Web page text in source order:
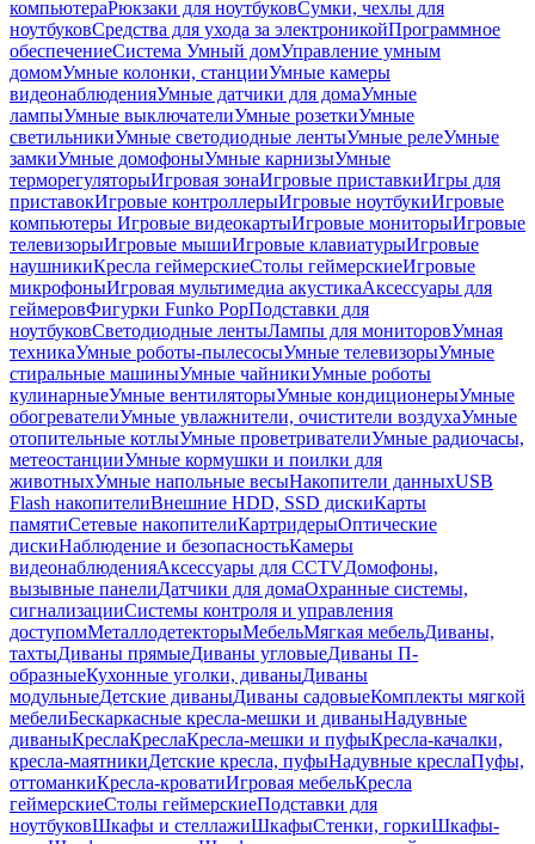
компьютераРюкзаки для ноутбуковСумки, чехлы для
ноутбуковСредства для ухода за электроникойПрограммное
обеспечениеСистема Умный домУправление умным
домомУмные колонки, станцииУмные камеры
видеонаблюденияУмные датчики для домаУмные
лампыУмные выключателиУмные розеткиУмные
светильникиУмные светодиодные лентыУмные релеУмные
замкиУмные домофоныУмные карнизыУмные
терморегуляторыИгровая зонаИгровые приставкиИгры для
приставокИгровые контроллерыИгровые ноутбукиИгровые
компьютеры Игровые видеокартыИгровые мониторыИгровые
телевизорыИгровые мышиИгровые клавиатурыИгровые
наушникиКресла геймерскиеСтолы геймерскиеИгровые
микрофоныИгровая мультимедиа акустикаАксессуары для
геймеровФигурки Funko PopПодставки для
ноутбуковСветодиодные лентыЛампы для мониторовУмная
техникаУмные роботы-пылесосыУмные телевизорыУмные
стиральные машиныУмные чайникиУмные роботы
кулинарныеУмные вентиляторыУмные кондиционерыУмные
обогревателиУмные увлажнители, очистители воздухаУмные
отопительные котлыУмные проветривателиУмные радиочасы,
метеостанцииУмные кормушки и поилки для
животныхУмные напольные весыНакопители данныхUSB
Flash накопителиВнешние HDD, SSD дискиКарты
памятиСетевые накопителиКартридерыОптические
дискиНаблюдение и безопасностьКамеры
видеонаблюденияАксессуары для CCTVДомофоны,
вызывные панелиДатчики для домаОхранные системы,
сигнализацииСистемы контроля и управления
доступомМеталлодетекторыМебельМягкая мебельДиваны,
тахтыДиваны прямыеДиваны угловыеДиваны П-
образныеКухонные уголки, диваныДиваны
модульныеДетские диваныДиваны садовыеКомплекты мягкой
мебелиБескаркасные кресла-мешки и диваныНадувные
диваныКреслаКреслаКресла-мешки и пуфыКресла-качалки,
кресла-маятникиДетские кресла, пуфыНадувные креслаПуфы,
оттоманкиКресла-кроватиИгровая мебельКресла
геймерскиеСтолы геймерскиеПодставки для
ноутбуковШкафы и стеллажиШкафыСтенки, горкиШкафы-